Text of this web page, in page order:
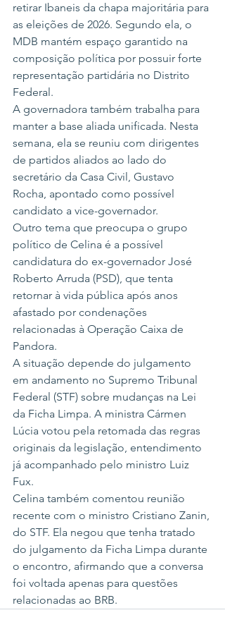
retirar Ibaneis da chapa majoritária para
as eleições de 2026. Segundo ela, o
MDB mantém espaço garantido na
composição política por possuir forte
representação partidária no Distrito
Federal.
A governadora também trabalha para
manter a base aliada unificada. Nesta
semana, ela se reuniu com dirigentes
de partidos aliados ao lado do
secretário da Casa Civil, Gustavo
Rocha, apontado como possível
candidato a vice-governador.
Outro tema que preocupa o grupo
político de Celina é a possível
candidatura do ex-governador José
Roberto Arruda (PSD), que tenta
retornar à vida pública após anos
afastado por condenações
relacionadas à Operação Caixa de
Pandora.
A situação depende do julgamento
em andamento no Supremo Tribunal
Federal (STF) sobre mudanças na Lei
da Ficha Limpa. A ministra Cármen
Lúcia votou pela retomada das regras
originais da legislação, entendimento
já acompanhado pelo ministro Luiz
Fux.
Celina também comentou reunião
recente com o ministro Cristiano Zanin,
do STF. Ela negou que tenha tratado
do julgamento da Ficha Limpa durante
o encontro, afirmando que a conversa
foi voltada apenas para questões
relacionadas ao BRB.